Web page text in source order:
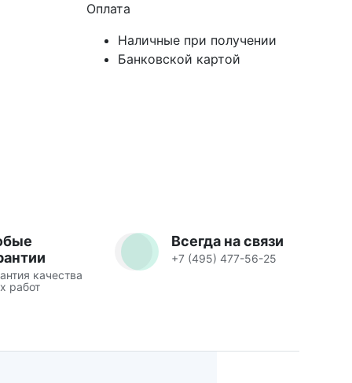
Оплата
Наличные при получении
Банковской картой
качества
работ
Всегда на связи
+7 (495) 477-56-25